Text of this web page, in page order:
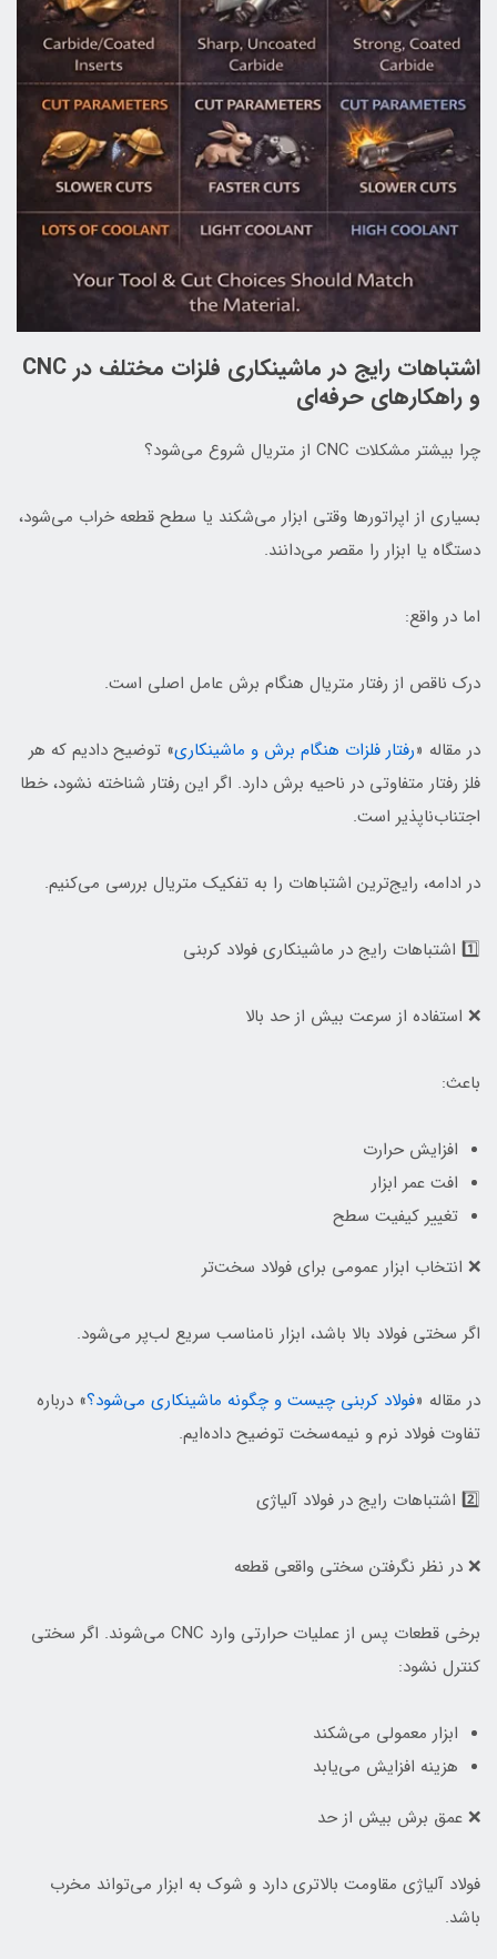
اشتباهات رایج در ماشینکاری فلزات مختلف در CNC
و راهکارهای حرفه‌ای
چرا بیشتر مشکلات CNC از متریال شروع می‌شود؟
بسیاری از اپراتورها وقتی ابزار می‌شکند یا سطح قطعه خراب می‌شود،
دستگاه یا ابزار را مقصر می‌دانند.
اما در واقع:
درک ناقص از رفتار متریال هنگام برش عامل اصلی است.
در مقاله «رفتار فلزات هنگام برش و ماشینکاری» توضیح دادیم که هر
فلز رفتار متفاوتی در ناحیه برش دارد. اگر این رفتار شناخته نشود، خطا
اجتناب‌ناپذیر است.
در ادامه، رایج‌ترین اشتباهات را به تفکیک متریال بررسی می‌کنیم.
1️⃣ اشتباهات رایج در ماشینکاری فولاد کربنی
❌ استفاده از سرعت بیش از حد بالا
باعث:
افزایش حرارت
افت عمر ابزار
تغییر کیفیت سطح
❌ انتخاب ابزار عمومی برای فولاد سخت‌تر
اگر سختی فولاد بالا باشد، ابزار نامناسب سریع لب‌پر می‌شود.
در مقاله «فولاد کربنی چیست و چگونه ماشینکاری می‌شود؟» درباره
تفاوت فولاد نرم و نیمه‌سخت توضیح داده‌ایم.
2️⃣ اشتباهات رایج در فولاد آلیاژی
❌ در نظر نگرفتن سختی واقعی قطعه
برخی قطعات پس از عملیات حرارتی وارد CNC می‌شوند. اگر سختی
کنترل نشود:
ابزار معمولی می‌شکند
هزینه افزایش می‌یابد
❌ عمق برش بیش از حد
فولاد آلیاژی مقاومت بالاتری دارد و شوک به ابزار می‌تواند مخرب
باشد.